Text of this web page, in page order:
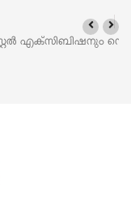
ഓഗസ്റ്റ് 8-ന്